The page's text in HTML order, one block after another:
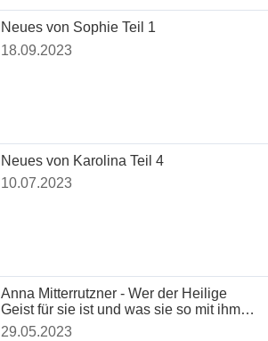
Neues von Sophie Teil 1
18.09.2023
Neues von Karolina Teil 4
10.07.2023
Anna Mitterrutzner - Wer der Heilige
Geist für sie ist und was sie so mit ihm
erlebt
29.05.2023